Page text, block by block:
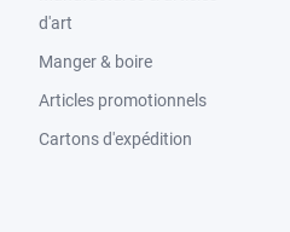
d'art
Manger & boire
Articles promotionnels
Cartons d'expédition